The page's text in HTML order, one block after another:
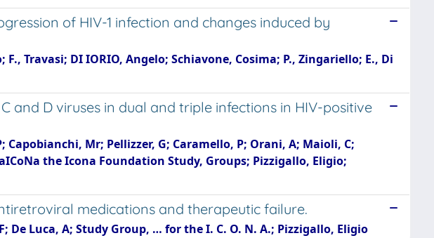
of HIV-1 infection and changes induced by
F., Travasi; DI IORIO, Angelo; Schiavone, Cosima; P., Zingariello; E., Di
and D viruses in dual and triple infections in HIV-positive
Capobianchi, Mr; Pellizzer, G; Caramello, P; Orani, A; Maioli, C;
the Icona Foundation Study, Groups; Pizzigallo, Eligio;
medications and therapeutic failure.
De Luca, A; Study Group, … for the I. C. O. N. A.; Pizzigallo, Eligio